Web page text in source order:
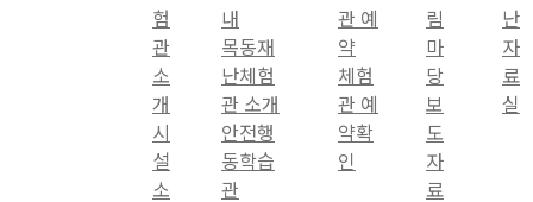
험
관
소
개
시
설
소
내
목동재
난체험
관 소개
안전행
동학습
관
관 예
약
체험
관 예
약확
인
림
마
당
보
도
자
료
난
자
료
실